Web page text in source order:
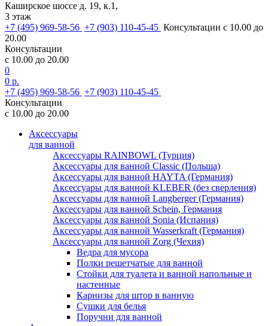
Каширское шоссе д. 19, к.1,
3 этаж
+7 (495) 969-58-56 +7 (903) 110-45-45 Консультации с 10.00 до
20.00
Консультации
с 10.00 до 20.00
0
0 р.
+7 (495) 969-58-56 +7 (903) 110-45-45
Консультации
с 10.00 до 20.00
Аксессуары
для ванной
Аксессуары RAINBOWL (Турция)
Аксессуары для ванной Classic (Польша)
Аксессуары для ванной HAYTA (Германия)
Аксессуары для ванной KLEBER (без сверления)
Аксессуары для ванной Langberger (Германия)
Аксессуары для ванной Schein, Германия
Аксессуары для ванной Sonia (Испания)
Аксессуары для ванной Wasserkraft (Германия)
Аксессуары для ванной Zorg (Чехия)
Ведра для мусора
Полки решетчатые для ванной
Стойки для туалета и ванной напольные и
настенные
Карнизы для штор в ванную
Сушки для белья
Поручни для ванной